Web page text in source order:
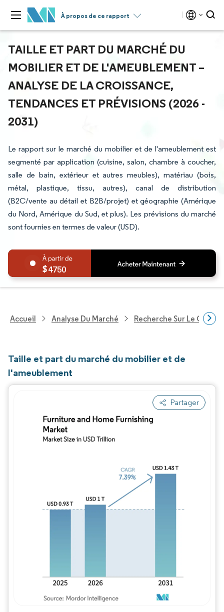
À propos de ce rapport
TAILLE ET PART DU MARCHÉ DU
MOBILIER ET DE L'AMEUBLEMENT –
ANALYSE DE LA CROISSANCE,
TENDANCES ET PRÉVISIONS (2026 -
2031)
Le rapport sur le marché du mobilier et de l'ameublement est
segmenté par application (cuisine, salon, chambre à coucher,
salle de bain, extérieur et autres meubles), matériau (bois,
métal, plastique, tissu, autres), canal de distribution
(B2C/vente au détail et B2B/projet) et géographie (Amérique
du Nord, Amérique du Sud, et plus). Les prévisions du marché
sont fournies en termes de valeur (USD).
4750
Accueil Analyse Du Marché Recherche Sur Le
Taille et part du marché du mobilier et de
l'ameublement
Partager